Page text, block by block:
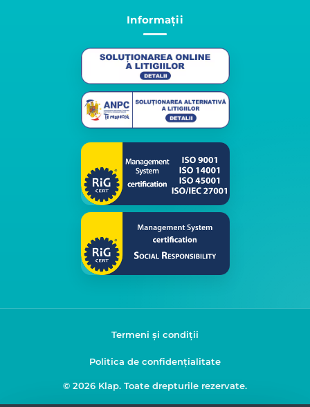
Informații
Termeni și condiții
Politica de confidențialitate
© 2026 Klap. Toate drepturile rezervate.